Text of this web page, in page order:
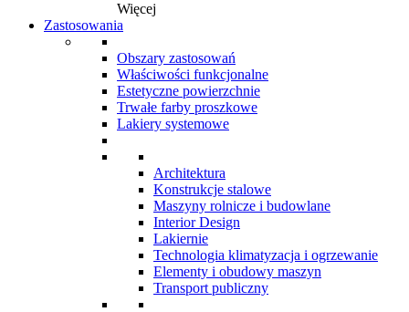
Więcej
Zastosowania
Obszary zastosowań
Właściwości funkcjonalne
Estetyczne powierzchnie
Trwałe farby proszkowe
Lakiery systemowe
Architektura
Konstrukcje stalowe
Maszyny rolnicze i budowlane
Interior Design
Lakiernie
Technologia klimatyzacja i ogrzewanie
Elementy i obudowy maszyn
Transport publiczny